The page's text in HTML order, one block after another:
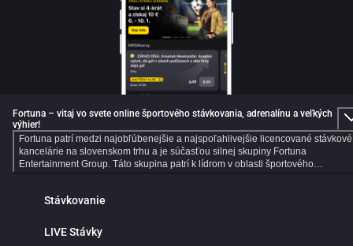
Fortuna – vitaj vo svete online športového stávkovania, adrenalínu a veľkých
výhier!
Fortuna patrí medzi najobľúbenejšie a najspoľahlivejšie licencované stávkové
kancelárie na slovenskom trhu a je súčasťou silnej skupiny Fortuna
Entertainment Group. Táto skupina patrí k lídrom v oblasti športového
stávkovania v strednej Európe a už viac ako 30 rokov prináša hráčom kvalitné
Dlhoročné skúsenosti, moderné technológie a dôraz na bezpečnosť robia z
Online športové stávkovanie vo Fortune ponúka tisíce predzápasových aj live
stávok každý deň. V ponuke nájdeš populárne športy ako futbal, hokej, tenis,
Stávkovanie
LIVE Stávky